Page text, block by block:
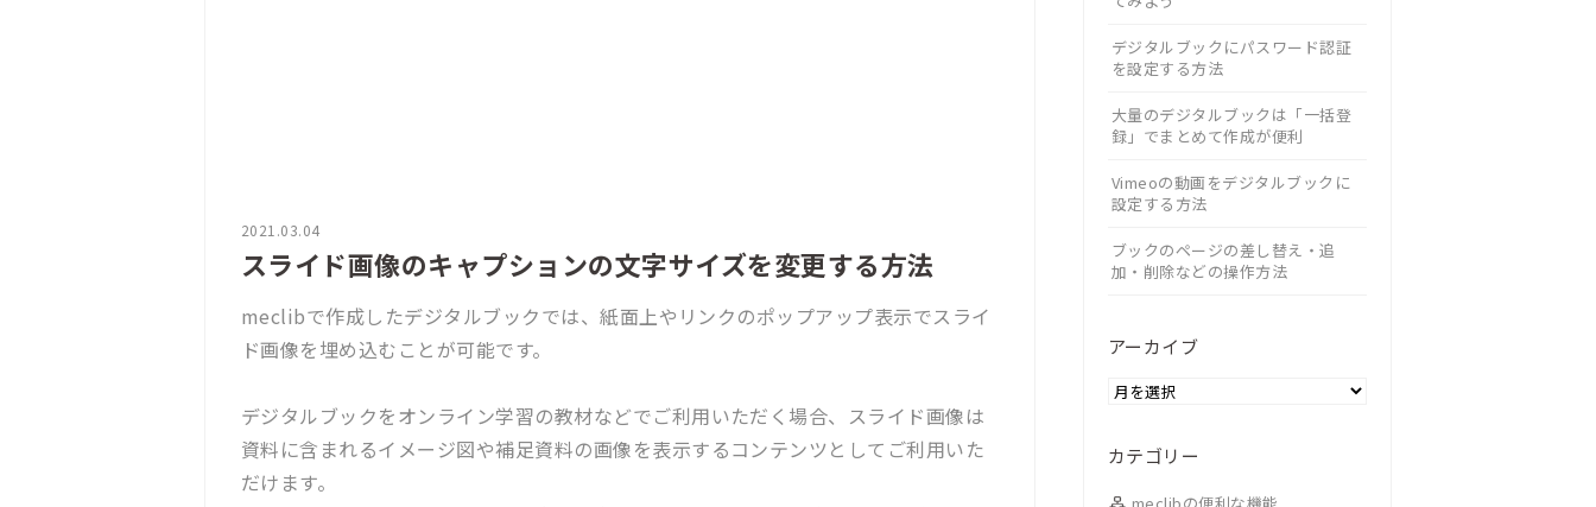
2021.03.04
スライド画像のキャプションの文字サイズを変更する方法
meclibで作成したデジタルブックでは、紙面上やリンクのポップアップ表示でスライ
ド画像を埋め込むことが可能です。
デジタルブックをオンライン学習の教材などでご利用いただく場合、スライド画像は
資料に含まれるイメージ図や補足資料の画像を表示するコンテンツとしてご利用いた
だけます。
デジタルブックにパスワード認証
を設定する方法
大量のデジタルブックは「一括登
録」でまとめて作成が便利
Vimeoの動画をデジタルブックに
設定する方法
ブックのページの差し替え・追
加・削除などの操作方法
アーカイブ
カテゴリー